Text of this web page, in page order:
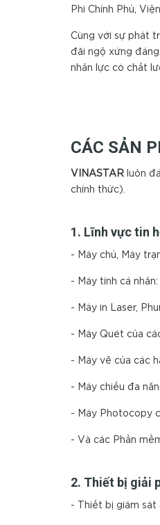
Phi Chính Phủ,
Cùng với sự phát
đãi ngộ xứng
nhân lực có chất
CÁC SẢN
VINAS TAR luôn
chính thức).
1. Lĩnh vực tin
- Máy chủ, Máy
- Máy tính cá nhân:
- Máy in Laser,
- Máy Quét của
- Máy vẽ của các
- Máy chiếu đa
- Máy Photocopy
- Và các Phần
2. Thiết bị giải
- Thiết bị giám sát